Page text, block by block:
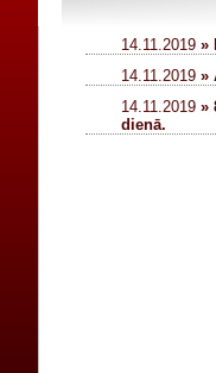
14.11.2019»
14.11.2019»
14.11.2019»
dienā.